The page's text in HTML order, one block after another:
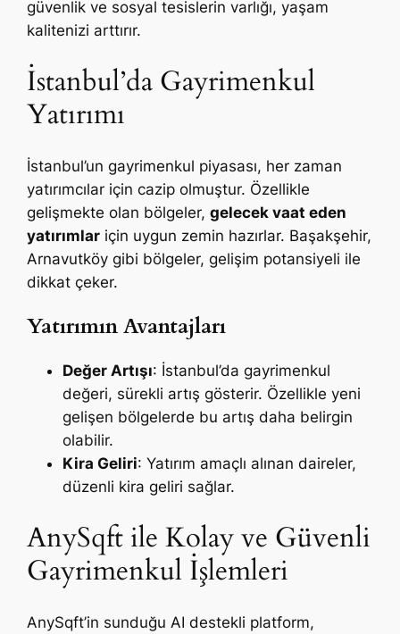
güvenlik ve sosyal tesislerin varlığı, yaşam
kalitenizi arttırır.
İstanbul’da Gayrimenkul
Yatırımı
İstanbul’un gayrimenkul piyasası, her zaman
yatırımcılar için cazip olmuştur. Özellikle
gelişmekte olan bölgeler,gelecek vaat eden
yatırımlar için uygun zemin hazırlar. Başakşehir,
Arnavutköy gibi bölgeler, gelişim potansiyeli ile
dikkat çeker.
Yatırımın Avantajları
Değer Artışı: İstanbul’da gayrimenkul
değeri, sürekli artış gösterir. Özellikle yeni
gelişen bölgelerde bu artış daha belirgin
olabilir.
Kira Geliri: Yatırım amaçlı alınan daireler,
düzenli kira geliri sağlar.
AnySqft ile Kolay ve Güvenli
Gayrimenkul İşlemleri
AnySqft’in sunduğu AI destekli platform,